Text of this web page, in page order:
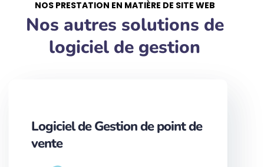
NOS PRESTATION EN MATIÈRE DE SITE WEB
Nos autres solutions de
logiciel de gestion
Logiciel de Gestion de point de
vente